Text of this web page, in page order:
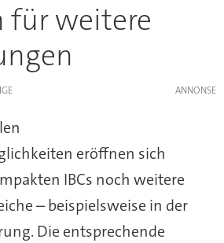
für weitere
eröffnen sich
IBCs noch weitere
– beispielsweise in der
Die entsprechende